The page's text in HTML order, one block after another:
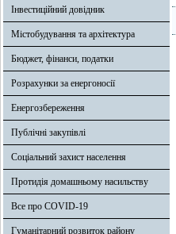
Інвестиційний довідник
Містобудування та архітектура
Бюджет, фінанси, податки
Розрахунки за енергоносії
Енергозбереження
Публічні закупівлі
Соціальний захист населення
Протидія домашньому насильству
Все про COVID-19
Гуманітарний розвиток району